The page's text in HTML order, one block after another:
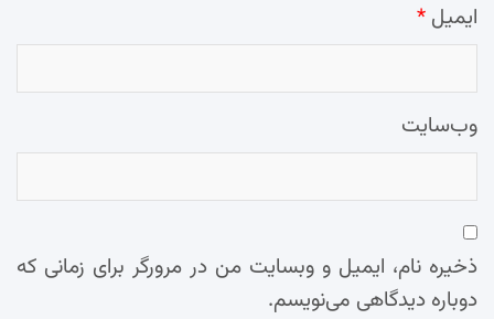
ایمیل *
وب‌سایت
ذخیره نام، ایمیل و وبسایت من در مرورگر برای زمانی که
دوباره دیدگاهی می‌نویسم.